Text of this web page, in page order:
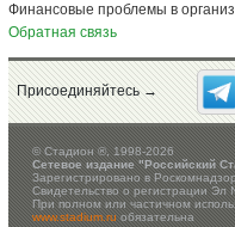
Финансовые проблемы в
Обратная связь
Присоединяйтесь →
©Стадион ®, 1998-2026
Сетевое издание "Российский
Зарегистрировано в
Свидетельство о регистрации
При полном или частичном
www.stadium.ruобязательна